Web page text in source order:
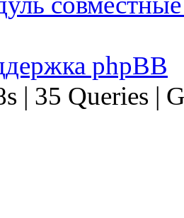
phpBB
| 35 Queries |